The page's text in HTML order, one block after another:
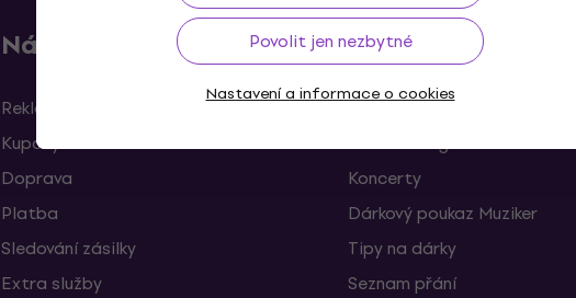
Povolit jen nezbytné
Nastavení a informace o cookies
Nákup
Reklamace a odstoupení od smlouvy
Kupóny
Doprava
Platba
Sledování zásilky
Extra služby
Užitečné
FAQ - Často kladené otázky
Muziker Blog
Koncerty
Dárkový poukaz Muziker
Tipy na dárky
Seznam přání